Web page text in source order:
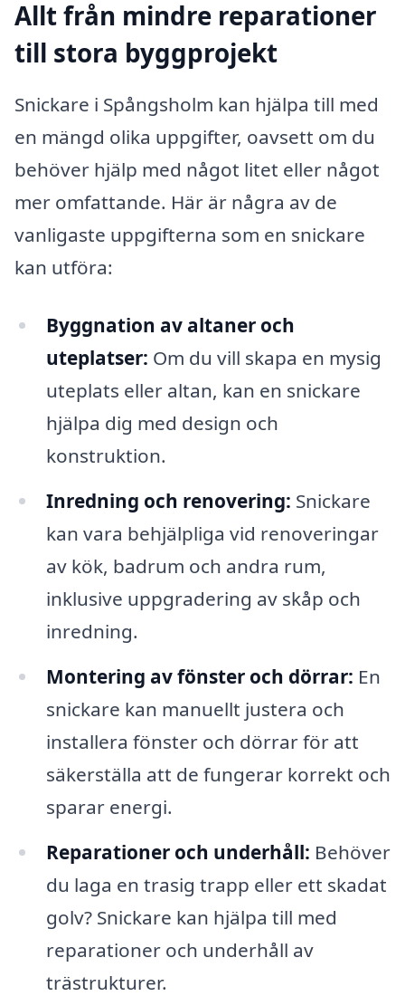
Allt från mindre reparationer
till stora byggprojekt
Snickare i Spångsholm kan hjälpa till med
en mängd olika uppgifter, oavsett om du
behöver hjälp med något litet eller något
mer omfattande. Här är några av de
vanligaste uppgifterna som en snickare
kan utföra:
Byggnation av altaner och
uteplatser: Om du vill skapa en mysig
uteplats eller altan, kan en snickare
hjälpa dig med design och
konstruktion.
Inredning och renovering: Snickare
kan vara behjälpliga vid renoveringar
av kök, badrum och andra rum,
inklusive uppgradering av skåp och
inredning.
Montering av fönster och dörrar: En
snickare kan manuellt justera och
installera fönster och dörrar för att
säkerställa att de fungerar korrekt och
sparar energi.
Reparationer och underhåll: Behöver
du laga en trasig trapp eller ett skadat
golv? Snickare kan hjälpa till med
reparationer och underhåll av
trästrukturer.